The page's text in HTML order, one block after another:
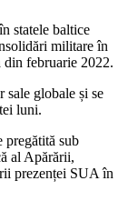
statele baltice
militare în
din februarie 2022.
sale globale și se
luni.
pregătită sub
al Apărării,
prezenței SUA în